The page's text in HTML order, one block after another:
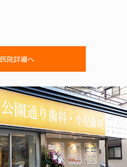
医院詳細へ